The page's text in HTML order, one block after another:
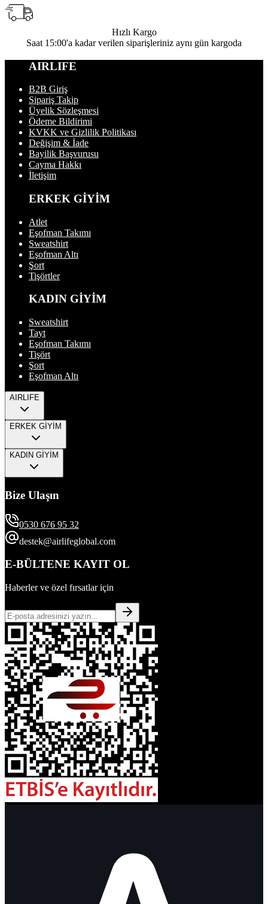
Hızlı Kargo
Saat 15:00'a kadar verilen siparişleriniz aynı gün kargoda
AIRLIFE
B2B Giriş
Sipariş Takip
Üyelik Sözleşmesi
Ödeme Bildirimi
KVKK ve Gizlilik Politikası
Değişim & İade
Bayilik Başvurusu
Cayma Hakkı
İletişim
ERKEK GİYİM
Atlet
Eşofman Takımı
Sweatshirt
Eşofman Altı
Şort
Tişörtler
KADIN GİYİM
Sweatshirt
Tayt
Eşofman Takımı
Tişört
Şort
Eşofman Altı
AIRLIFE
ERKEK GİYİM
KADIN GİYİM
Bize Ulaşın
0530 676 95 32
destek@airlifeglobal.com
E-BÜLTENE KAYIT OL
Haberler ve özel fırsatlar için